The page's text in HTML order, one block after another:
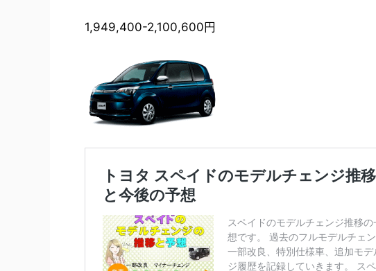
1,949,400-2,100,600円